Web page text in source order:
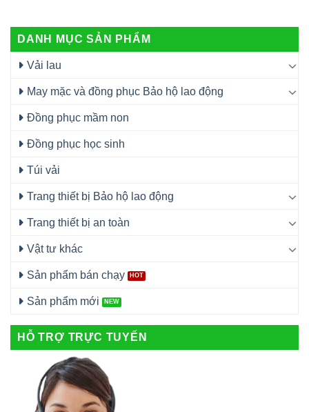
DANH MỤC SẢN PHẨM
Vải lau
May mặc và đồng phục Bảo hộ lao động
Đồng phục mầm non
Đồng phục học sinh
Túi vải
Trang thiết bị Bảo hộ lao động
Trang thiết bị an toàn
Vật tư khác
Sản phẩm bán chạy
Sản phẩm mới
HỖ TRỢ TRỰC TUYẾN